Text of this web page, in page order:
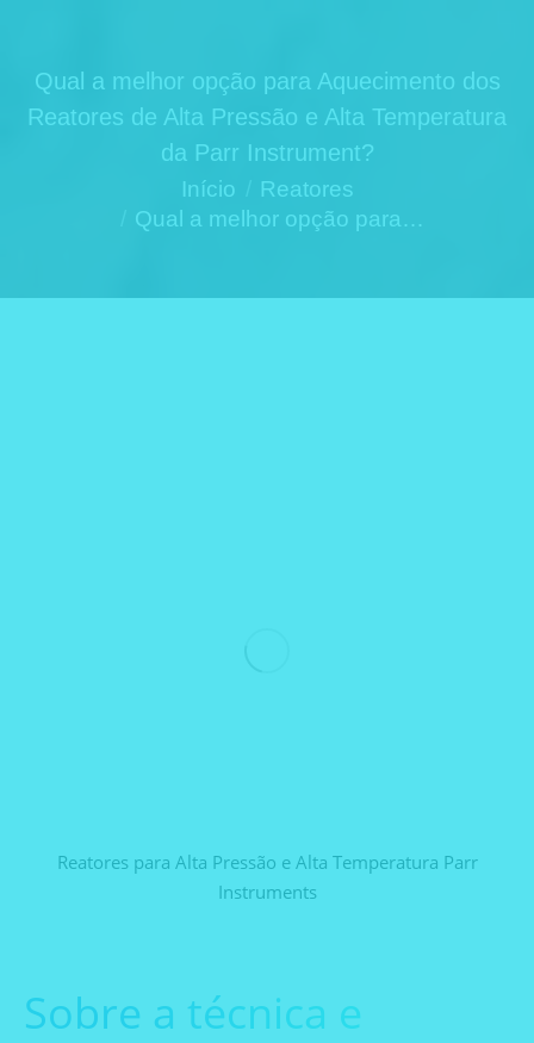
Qual a melhor opção para Aquecimento dos
Reatores de Alta Pressão e Alta Temperatura
da Parr Instrument?
Início
Reatores
Qual a melhor opção para…
Reatores para Alta Pressão e Alta Temperatura Parr
Instruments
Sobre a técnica e